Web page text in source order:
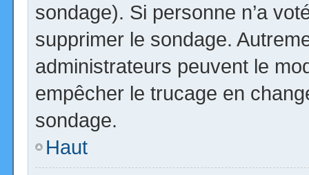
sondage). Si personne n’a
supprimer le sondage.
administrateurs peuvent le
empêcher le trucage en
sondage.
Haut